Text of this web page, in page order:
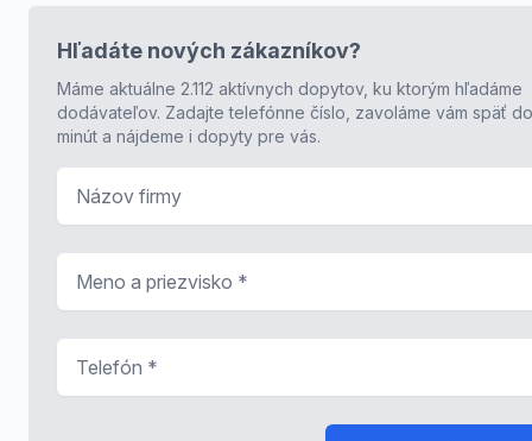
Hľadáte nových zákazníkov?
Máme aktuálne 2.112 aktívnych dopytov, ku ktorým hľadáme
dodávateľov. Zadajte telefónne číslo, zavoláme vám späť
minút a nájdeme i dopyty pre vás.